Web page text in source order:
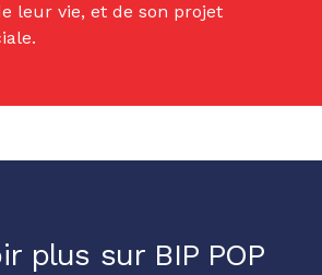
leur vie, et de son projet
plus sur BIP POP